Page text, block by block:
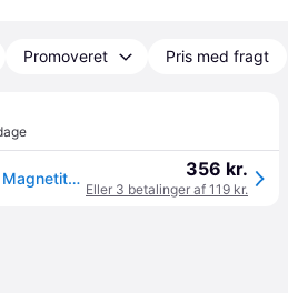
Promoveret Pris med fragt
L.I.M Strive Lite Shorts M Magnetite (52). 356 kr.
Eller 3 betalinger af 119 kr.